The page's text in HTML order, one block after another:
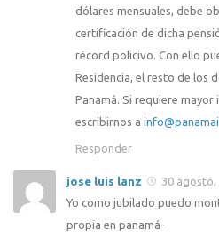
dólares mensuales, debe
certificación de dicha
récord policivo. Con ello
Residencia, el resto de los
Panamá. Si requiere
escribirnos a
Responder
jose luis lanz
30 agosto,
Yo como jubilado puedo
propia en panamá-